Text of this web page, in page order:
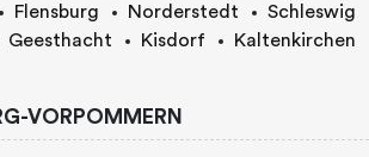
Flensburg Norderstedt
Schleswig
Geesthacht Kisdorf
Kaltenkirchen
VORPOMMERN